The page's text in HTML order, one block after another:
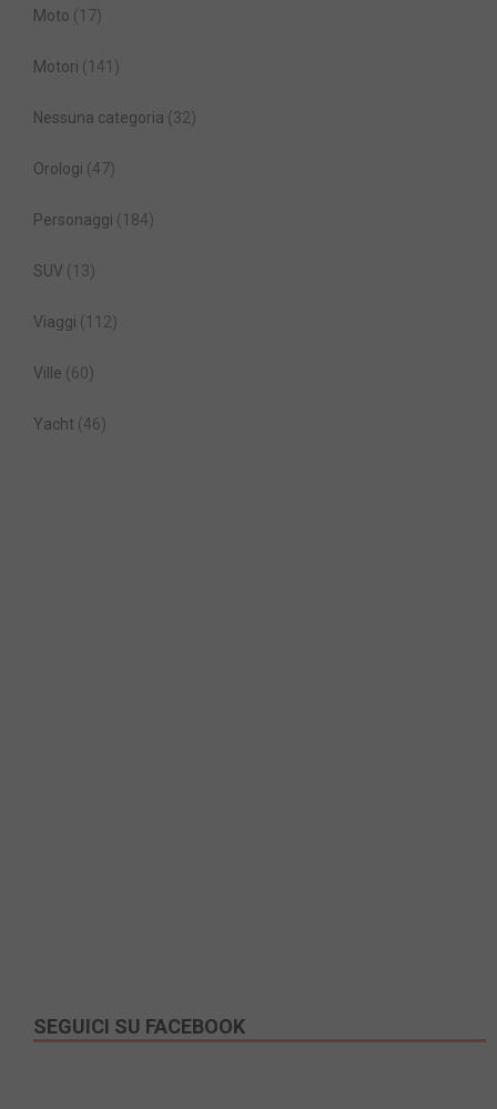
Moto (17)
Motori (141)
Nessuna categoria (32)
Orologi (47)
Personaggi (184)
SUV (13)
Viaggi (112)
Ville (60)
Yacht (46)
SEGUICI SU FACEBOOK